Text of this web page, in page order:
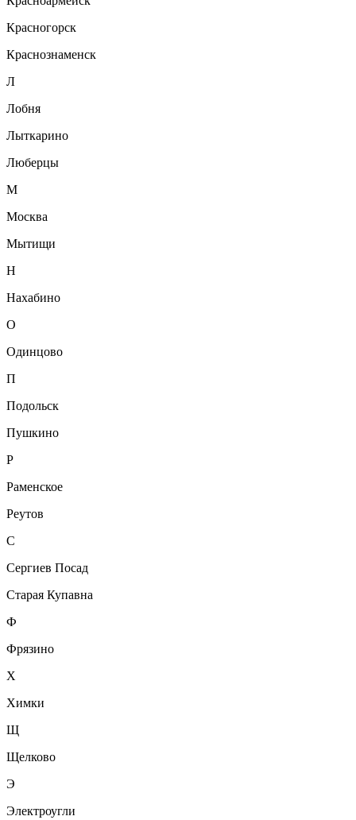
Красногорск
Краснознаменск
Л
Лобня
Лыткарино
Люберцы
М
Москва
Мытищи
Н
Нахабино
О
Одинцово
П
Подольск
Пушкино
Р
Раменское
Реутов
С
Сергиев Посад
Старая Купавна
Ф
Фрязино
Х
Химки
Щ
Щелково
Э
Электроугли